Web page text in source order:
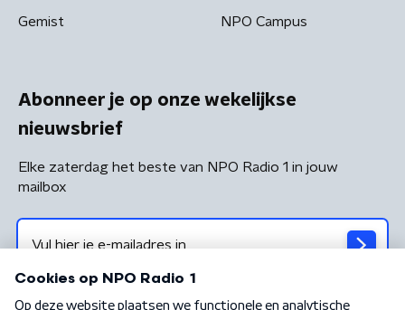
Gemist NPO Campus
Abonneer je op onze wekelijkse
nieuwsbrief
Elke zaterdag het beste van NPO Radio 1 in jouw
mailbox